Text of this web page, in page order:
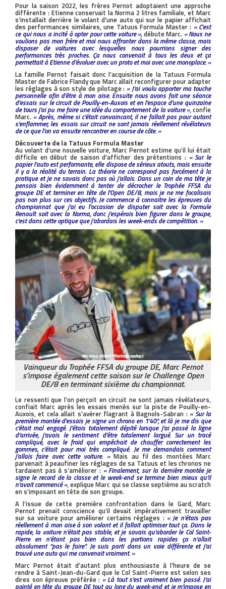
Pour la saison 2022, les frères Pernot adoptaient une approche
différente : Etienne conservait la Norma 2 litres familiale, et Marc
s’installait derrière le volant d’une auto qui sur le papier affichait
des performances similaires, une Tatuus Formula Master : « C’est
ce qui nous a incité à opter pour cette voiture »,débute Marc. « Nous ne
voulions pas mon frère et moi nous affronter dans la même classe, mais
disposer de voitures avec lesquelles nous pourrions signer des
performances très proches. Ça nous convenait à tous les deux et ça
permettait à Etienne d’évoluer avec un proto et moi avec une monoplace. »
La famille Pernot faisait donc l’acquisition de la Tatuus Formula
Master de Fabrice Flandy que Marc allait reconfigurer pour adapter
les réglages à son style de pilotage : « J’ai voulu apporter ma touche
personnelle afin d’être à mon aise. Ensuite nous avons fait une séance
d’essais sur le circuit de Pouilly-en-Auxois et en l’espace d’une quinzaine
de tours j’ai pu me faire une idée du comportement de la voiture », confie
Marc. « Après, même si c’était convaincant, il ne fallait pas pour autant
s’enflammer, les essais sur circuit ne sont jamais réellement révélateurs
de ce que l’on va ensuite rencontrer en course de côte. »
Découverte de la Tatuus Formula Master
Au volant d’une nouvelle voiture, Marc Pernot estime qu’il lui était
difficile en début de saison d’afficher des prétentions : « Sur le
papier l’auto est performante, elle dispose de sérieux atouts, mais ensuite
il y a la réalité du terrain. La théorie ne correspond pas forcément à la
pratique et je ne savais donc pas où j’allais. Dans un coin de ma tête je
pensais bien évidemment à tenter de décrocher le Trophée FFSA du
groupe DE et terminer en tête de l’Open DE/8, mais je ne me focalisais
pas non plus sur ces objectifs. Je commence à connaitre les épreuves du
championnat que j’ai eu l’occasion de disputer soit avec la Formule
Renault soit avec la Norma, donc j’espérais bien figurer dans le groupe,
c’est dans cette optique que j’abordais les week-ends de compétition. »
Vainqueur du Trophée FFSA du groupe DE, Marc Pernot
s’impose également cette saison sur le Challenge Open
DE/8 en terminant sixième du championnat.
Le ressenti que l’on perçoit en circuit ne sont jamais révélateurs,
confiait Marc après les essais menés sur la piste de Pouilly-en-
Auxois, et cela allait s’avérer flagrant à Bagnols-Sabran : « Sur la
première montée d’essais je signe un chrono en 1’40’’, et là je me dis que
c’était mal engagé. J’étais totalement dépité lorsque j’ai passé la ligne
d’arrivée, j’avais le sentiment d’être totalement largué. Sur un tracé
compliqué, avec le froid qui empêchait de chauffer correctement les
gommes, c’était pour moi très compliqué. Je me demandais comment
j’allais faire avec cette voiture. »Mais au fil des montées Marc
parvenait à peaufiner les réglages de sa Tatuus et les chronos ne
tardaient pas à s’améliorer : « Finalement, sur la dernière montée je
signe le record de la classe et le week-end se termine bien mieux qu’il
n’avait commencé », explique Marc qui se classe septième au scratch
en s’imposant en tête de son groupe.
A l’issue de cette première confrontation dans le Gard, Marc
Pernot prenait conscience qu’il devait impérativement travailler
sur sa voiture pour améliorer certains réglages :« Je n’étais pas
réellement à mon aise à son volant et il fallait optimiser tout ça. Dans le
rapide, la voiture n’était pas stable, et je savais qu’aborder le Col Saint-
Pierre en n’étant pas bien dans les portions rapides ça n’allait
absolument ’’pas le faire’’. Je suis parti dans un voie différente et j’ai
trouvé une auto qui me convenait vraiment. »
Marc Pernot était d’autant plus enthousiaste à l’heure de se
rendre à Saint-Jean-du-Gard que le Col Saint-Pierre est selon ses
dires son épreuve préférée : « Là tout s’est vraiment bien passé. J’ai
pointé en tête du groupe DE tout au long du week-end et je m’impose en